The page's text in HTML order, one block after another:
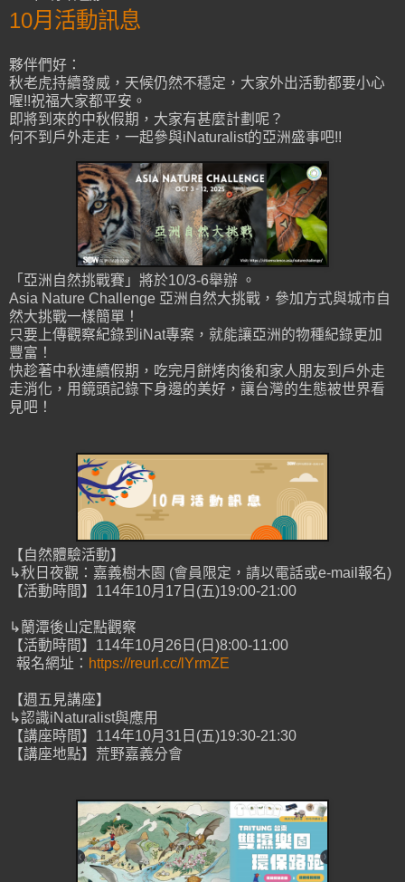
10月活動訊息
夥伴們好：
秋老虎持續發威，天候仍然不穩定，大家外出活動都要小心
喔!!祝福大家都平安。
即將到來的中秋假期，大家有甚麼計劃呢？
何不到戶外走走，一起參與iNaturalist的亞洲盛事吧!!
「亞洲自然挑戰賽」將於10/3-6舉辦 。
Asia Nature Challenge 亞洲自然大挑戰，參加方式與城市自
然大挑戰一樣簡單！
只要上傳觀察紀錄到iNat專案，就能讓亞洲的物種紀錄更加
豐富！
快趁著中秋連續假期，吃完月餅烤肉後和家人朋友到戶外走
走消化，用鏡頭記錄下身邊的美好，讓台灣的生態被世界看
見吧！
【自然體驗活動】
↳秋日夜觀：嘉義樹木園 (會員限定，請以電話或e-mail報名)
【活動時間】114年10月17日(五)19:00-21:00
↳蘭潭後山定點觀察
【活動時間】114年10月26日(日)8:00-11:00
報名網址： https://reurl.cc/lYrmZE
【週五見講座】
↳認識iNaturalist與應用
【講座時間】114年10月31日(五)19:30-21:30
【講座地點】荒野嘉義分會